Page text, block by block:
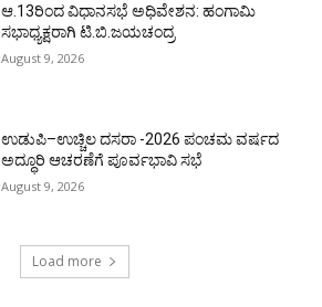
ಆ.13ರಿಂದ ವಿಧಾನಸಭೆ ಅಧಿವೇಶನ: ಹಂಗಾಮಿ
ಸಭಾಧ್ಯಕ್ಷರಾಗಿ ಟಿ.ಬಿ.ಜಯಚಂದ್ರ
August 9, 2026
ಉಡುಪಿ–ಉಚ್ಚಿಲ ದಸರಾ -2026 ಪಂಚಮ ವರ್ಷದ
ಅದ್ಧೂರಿ ಆಚರಣೆಗೆ ಪೂರ್ವಭಾವಿ ಸಭೆ
August 9, 2026
Load more